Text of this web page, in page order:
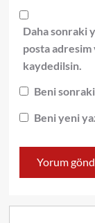
Daha sonraki
posta adresim
kaydedilsin.
Beni
Beni yeni